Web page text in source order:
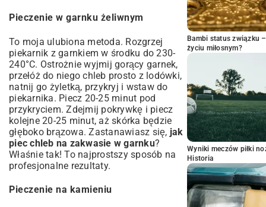
Pieczenie w garnku żeliwnym
To moja ulubiona metoda. Rozgrzej
piekarnik z garnkiem w środku do 230-
240°C. Ostrożnie wyjmij gorący garnek,
przełóż do niego chleb prosto z lodówki,
natnij go żyletką, przykryj i wstaw do
piekarnika. Piecz 20-25 minut pod
przykryciem. Zdejmij pokrywkę i piecz
kolejne 20-25 minut, aż skórka będzie
głęboko brązowa. Zastanawiasz się, jak
piec chleb na zakwasie w garnku?
Właśnie tak! To najprostszy sposób na
profesjonalne rezultaty.
Pieczenie na kamieniu
Bambi status związku
życiu miłosnym?
Wyniki meczów piłki
Historia